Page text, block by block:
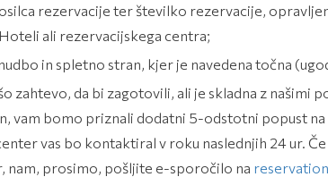
rezervacije ter številko rezervacije,
ali rezervacijskega centra;
in spletno stran, kjer je navedena točna
zahtevo, da bi zagotovili, ali je skladna z našimi
vam bomo priznali dodatni 5-odstotni popust
vas bo kontaktiral v roku naslednjih 24 ur.
nam, prosimo, pošljite e-sporočilo na